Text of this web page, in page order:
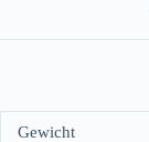
Gewicht